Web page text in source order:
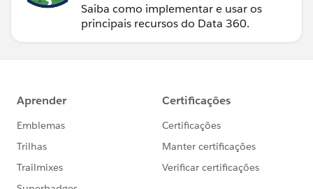
Saiba como implementar e usar os
principais recursos do Data 360.